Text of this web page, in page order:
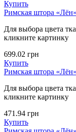
Купить
Римская штора
Для выбора цвета
кликните картинку
699.02 грн
Купить
Римская штора
Для выбора цвета
кликните картинку
471.94 грн
Купить